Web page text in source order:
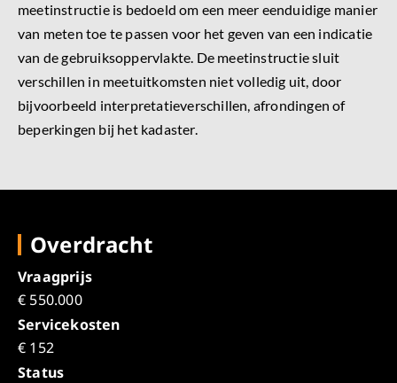
meetinstructie is bedoeld om een meer eenduidige manier
van meten toe te passen voor het geven van een indicatie
van de gebruiksoppervlakte. De meetinstructie sluit
verschillen in meetuitkomsten niet volledig uit, door
bijvoorbeeld interpretatieverschillen, afrondingen of
beperkingen bij het kadaster.
Overdracht
Vraagprijs
€ 550.000
Servicekosten
€ 152
Status